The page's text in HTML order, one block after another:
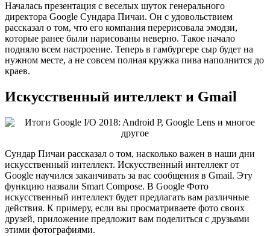
Началась презентация с веселых шуток генерального
директора Google Сундара Пичаи. Он с удовольствием
рассказал о том, что его компания перерисовала эмодзи,
которые ранее были нарисованы неверно. Такое начало
подняло всем настроение. Теперь в гамбургере сыр будет на
нужном месте, а не совсем полная кружка пива наполнится до
краев.
Искусственный интеллект и Gmail
Сундар Пичаи рассказал о том, насколько важен в наши дни
искусственный интеллект. Искусственный интеллект от
Google научился заканчивать за вас сообщения в Gmail. Эту
функцию назвали Smart Compose. В Google Фото
искусственный интеллект будет предлагать вам различные
действия. К примеру, если вы просматриваете фото своих
друзей, приложение предложит вам поделиться с друзьями
этими фотографиями.